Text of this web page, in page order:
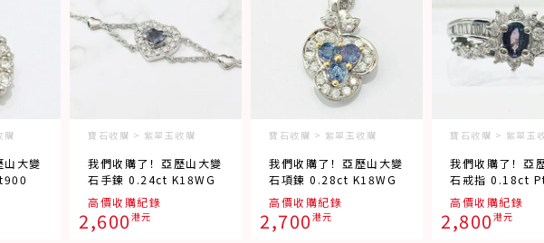
購
山大變
寶石收購 > 紫翠玉收購
我們收購了！亞歷山大變
石手鍊 0.24ct K18WG
高價收購紀錄
2,600港元
寶石收購 > 紫翠玉收購
我們收購了！亞歷山大變
石項鍊 0.28ct K18WG
高價收購紀錄
2,700港元
寶石收購 > 紫翠玉
我們收購了！亞
石戒指 0.18ct
高價收購紀錄
2,800港元